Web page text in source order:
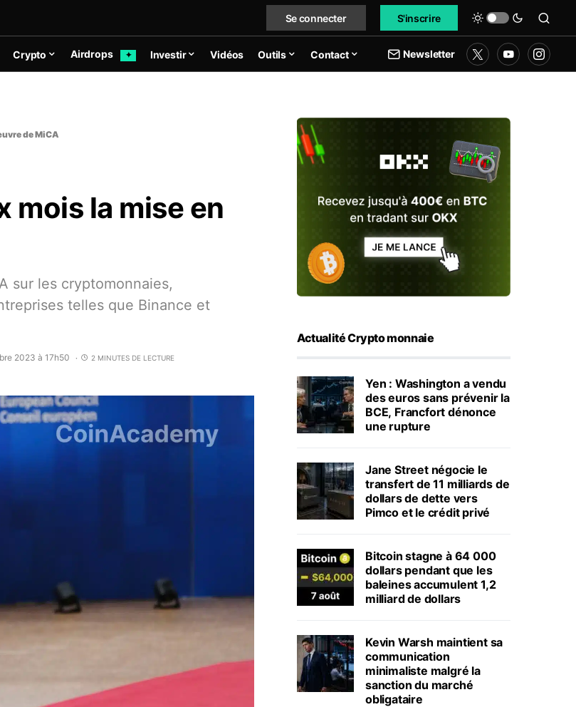
Se connecter S'inscrire
Crypto Airdrops ✦ Investir Vidéos Outils Contact Newsletter
de MiCA
mois la mise en
sur les cryptomonnaies,
telles que Binance et
2023 à 17h50 2 MINUTES DE LECTURE
Actualité Crypto monnaie
Yen : Washington a vendu
des euros sans prévenir la
BCE, Francfort dénonce
une rupture
Jane Street négocie le
transfert de 11 milliards de
dollars de dette vers
Pimco et le crédit privé
Bitcoin stagne à 64 000
dollars pendant que les
baleines accumulent 1,2
milliard de dollars
Kevin Warsh maintient sa
communication
minimaliste malgré la
sanction du marché
obligataire